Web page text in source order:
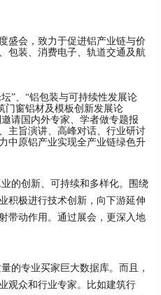
盛会，致力于促进铝产业链与价
包装、消费电子、轨道交通及航
”、“铝包装与可持续性发展论
门窗铝材及模板创新发展论
请国内外专家、学者做专题报
主旨演讲、高峰对话、行业研讨
中原铝产业实现全产业链绿色升
的创新、可持续和多样化。围绕
积极进行技术创新，向下游延伸
带动作用。通过展会，更深入地
的专业买家巨大数据库。而且，
观众和行业专家。比如建筑行